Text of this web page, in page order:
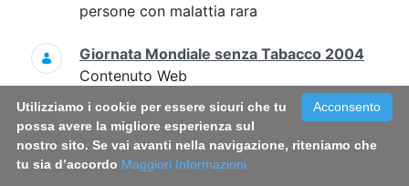
persone con malattia rara
Giornata Mondiale senza Tabacco 2004
Contenuto Web
Giornata Mondiale senza Tabacco 2004
FUMO NICOTINA
SIGARETTA
TABACCO
DANNI DA FUMO
Acconsento
Utilizziamo i cookie per essere sicuri che tu
possa avere la migliore esperienza sul
nostro sito. Se vai avanti nella navigazione, riteniamo che
tu sia d’accordo Maggiori Informazioni